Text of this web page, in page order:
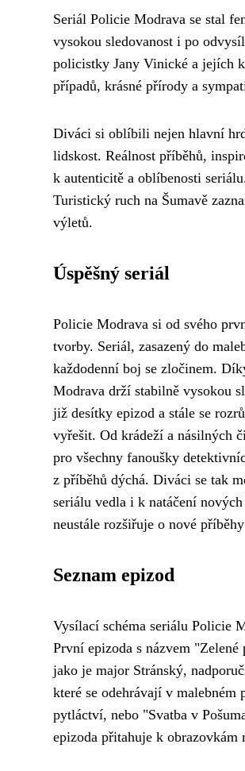
Seriál Policie Modrava se stal
vysokou sledovanost i po
policistky Jany Vinické a jejích
případů, krásné přírody a
Diváci si oblíbili nejen hlavní
lidskost. Reálnost příběhů,
k autenticitě a oblíbenosti
Turistický ruch na Šumavě
výletů.
Úspěšný seriál
Policie Modrava si od svého
tvorby. Seriál, zasazený do
každodenní boj se zločinem.
Modrava drží stabilně vysokou
již desítky epizod a stále se
vyřešit. Od krádeží a násilných
pro všechny fanoušky
z příběhů dýchá. Diváci se tak
seriálu vedla i k natáčení
neustále rozšiřuje o nové
Seznam epizod
Vysílací schéma seriálu Policie
První epizoda s názvem
jako je major Stránský,
které se odehrávají v
pytláctví, nebo "Svatba v
epizoda přitahuje k